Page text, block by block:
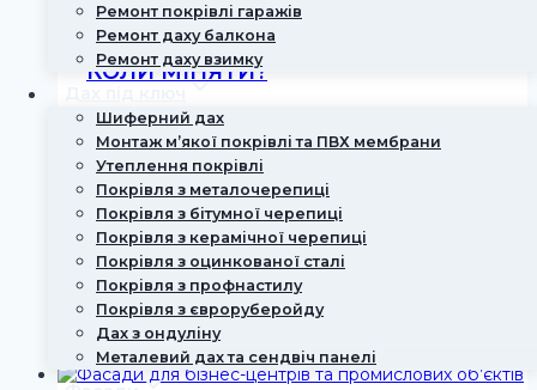
Ремонт покрівлі гаражів
Ремонт даху балкона
Ремонт даху взимку
Шиферний дах
Монтаж м’якої покрівлі та ПВХ мембрани
Утеплення покрівлі
Покрівля з металочерепиці
Покрівля з бітумної черепиці
Покрівля з керамічної черепиці
Покрівля з оцинкованої сталі
Покрівля з профнастилу
Покрівля з євроруберойду
Дах з ондуліну
Металевий дах та сендвіч панелі
ПОКРІВЕЛЬНІ РОБОТИ: КОЛИ
ВАРТО РЕМОНТУВАТИ ДАХ, А
КОЛИ МІНЯТИ?
Згодом навіть найнадійніша конструкція
починає зношуватися, і тоді потрібен ремонт
даху або повна заміна. Інакше погіршуються
вітро- та теплозахисні характеристики,
виникають протікання. Як зрозуміти, у якому
разі …
Читати даліПокрівельні роботи: коли варто
ремонтувати дах, а коли міняти?